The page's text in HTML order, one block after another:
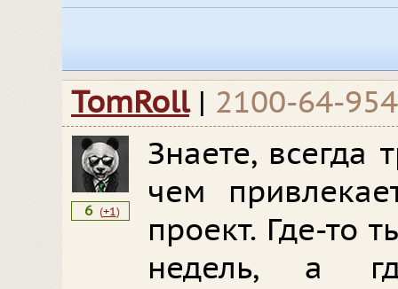
TomRoll | 2100-64-
6 (+1)
Знаете, всегда
чем
проект. Где-то
недель, а